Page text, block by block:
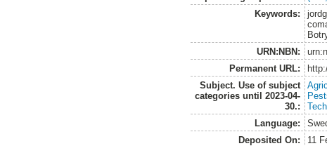
Keywords:
URN:NBN:
Permanent URL:
Subject. Use of subject
categories until 2023-04-
30.:
Language:
Deposited On:
11